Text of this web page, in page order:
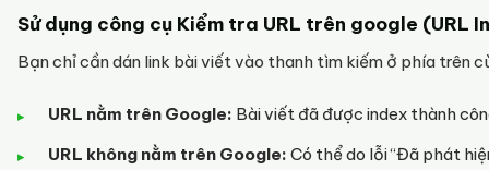
Sử dụng công cụ Kiểm tra URL trên google (URL
Bạn chỉ cần dán link bài viết vào thanh tìm kiếm ở phía trên
URL nằm trên Google: Bài viết đã được index thành
URL không nằm trên Google: Có thể do lỗi “Đã phát